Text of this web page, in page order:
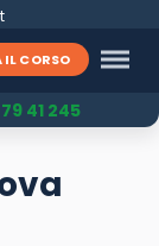
IL CORSO
41 245